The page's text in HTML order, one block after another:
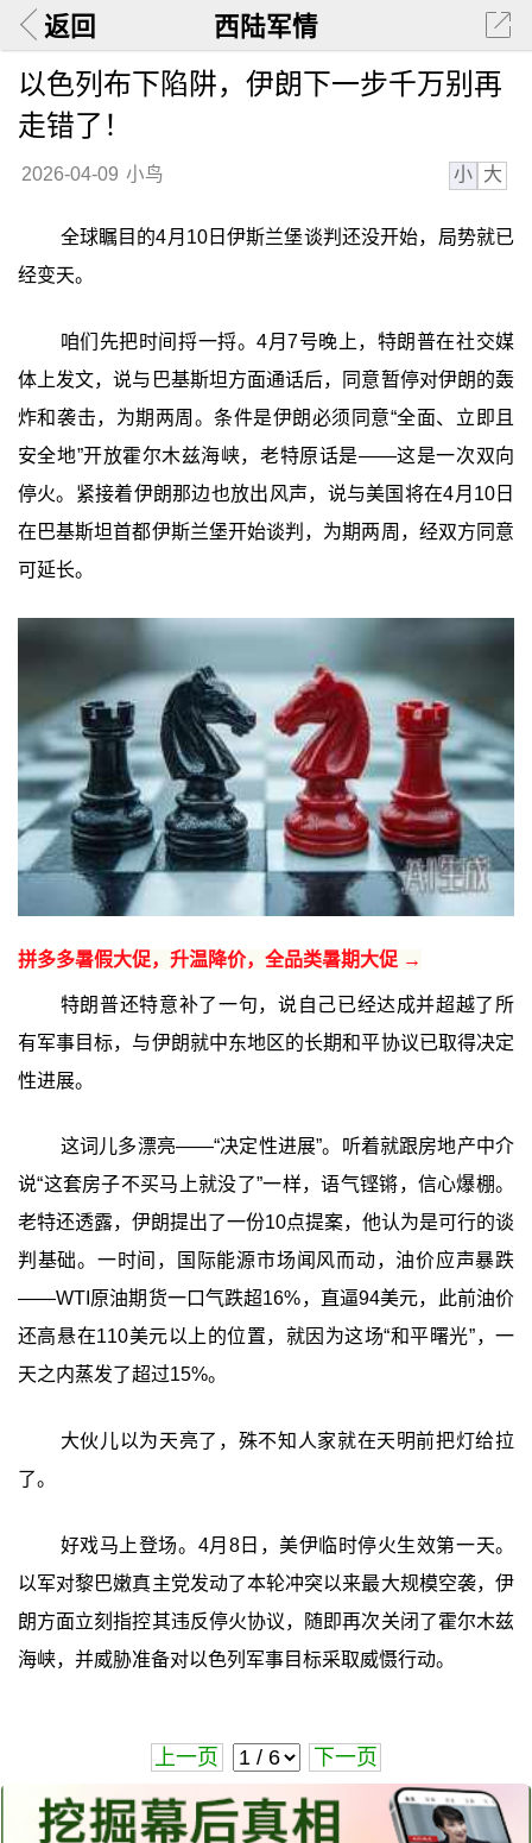
返回 西陆军情
以色列布下陷阱，伊朗下一步千万别再
走错了！
2026-04-09 小鸟 小 大
全球瞩目的4月10日伊斯兰堡谈判还没开始，局势就已
经变天。
咱们先把时间捋一捋。4月7号晚上，特朗普在社交媒
体上发文，说与巴基斯坦方面通话后，同意暂停对伊朗的轰
炸和袭击，为期两周。条件是伊朗必须同意“全面、立即且
安全地”开放霍尔木兹海峡，老特原话是——这是一次双向
停火。紧接着伊朗那边也放出风声，说与美国将在4月10日
在巴基斯坦首都伊斯兰堡开始谈判，为期两周，经双方同意
可延长。
拼多多暑假大促，升温降价，全品类暑期大促 →
特朗普还特意补了一句，说自己已经达成并超越了所
有军事目标，与伊朗就中东地区的长期和平协议已取得决定
性进展。
这词儿多漂亮——“决定性进展”。听着就跟房地产中介
说“这套房子不买马上就没了”一样，语气铿锵，信心爆棚。
老特还透露，伊朗提出了一份10点提案，他认为是可行的谈
判基础。一时间，国际能源市场闻风而动，油价应声暴跌
——WTI原油期货一口气跌超16%，直逼94美元，此前油价
还高悬在110美元以上的位置，就因为这场“和平曙光”，一
天之内蒸发了超过15%。
大伙儿以为天亮了，殊不知人家就在天明前把灯给拉
了。
好戏马上登场。4月8日，美伊临时停火生效第一天。
以军对黎巴嫩真主党发动了本轮冲突以来最大规模空袭，伊
朗方面立刻指控其违反停火协议，随即再次关闭了霍尔木兹
海峡，并威胁准备对以色列军事目标采取威慑行动。
上一页 下一页